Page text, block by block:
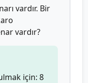
vardır. Bir
vardır?
için: 8